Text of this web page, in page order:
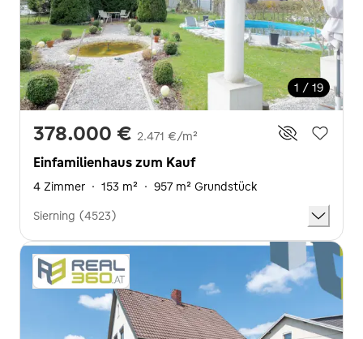
1 / 19
378.000 € 2.471 €/m²
Einfamilienhaus zum Kauf
4 Zimmer · 153 m² · 957 m² Grundstück
Sierning (4523)